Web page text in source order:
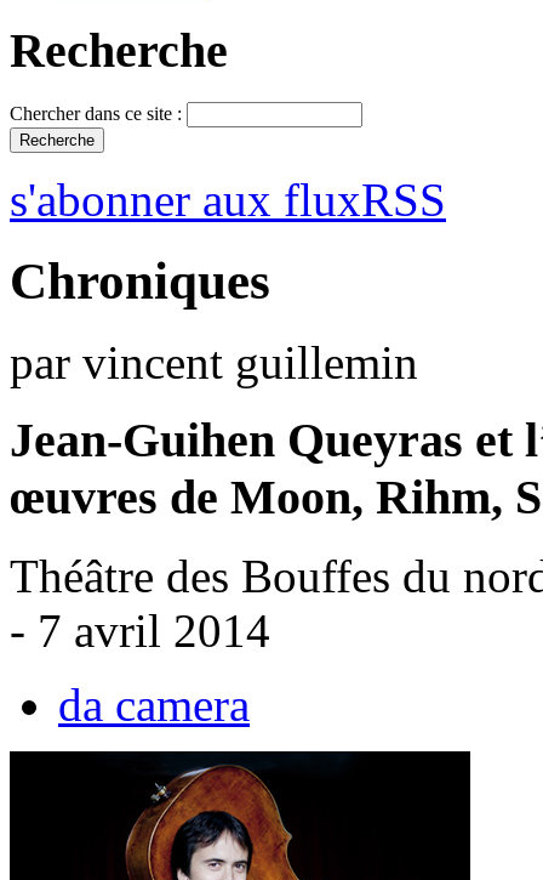
Recherche
Chercher dans ce site :
s'abonner aux fluxRSS
Chroniques
par vincent guillemin
Jean-Guihen Queyras et
œuvres de Moon, Rihm,
Théâtre des Bouffes du
- 7 avril 2014
da camera